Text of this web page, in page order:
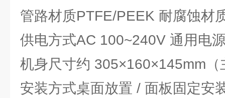
管路材质PTFE/PEEK 耐腐蚀材
供电方式AC 100~240V 通用电
机身尺寸约 305×160×145mm（
安装方式桌面放置 / 面板固定安